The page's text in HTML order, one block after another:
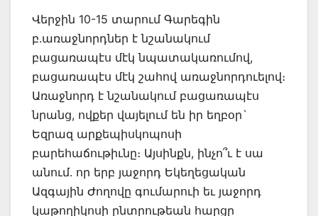
Վերջին 10-15 տարում Գարեգին
բ.առաջնորդներ է նշանակում
բացառապէս մէկ նպատակառումով,
բացառապէս մէկ շահով առաջնորդուելով։
Առաջնորդ է նշանակում բացառապէս
նրանց, ովքեր վայելում են իր եղբօր`
Եզրազ արքեպիսկոպոսի
բարեհաճութիւնը։ Այսինքն, ինչո՞ւ է սա
անում. որ երբ յաջորդ Եկեղեցական
Ազգային Ժողովը գումարուի եւ յաջորդ
կաթողիկոսի ընտրութեան հարցը